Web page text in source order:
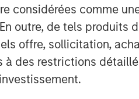
considérées comme
outre, de tels produits
offre, sollicitation,
des restrictions
of